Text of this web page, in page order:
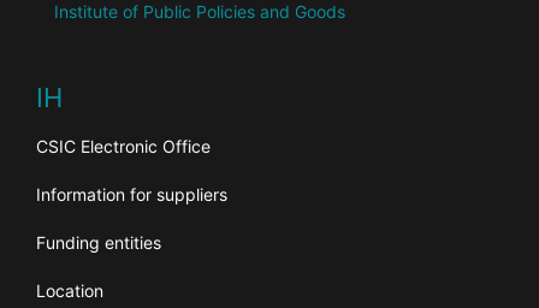
Institute of Public Policies and Goods
IH
CSIC Electronic Office
Information for suppliers
Funding entities
Location